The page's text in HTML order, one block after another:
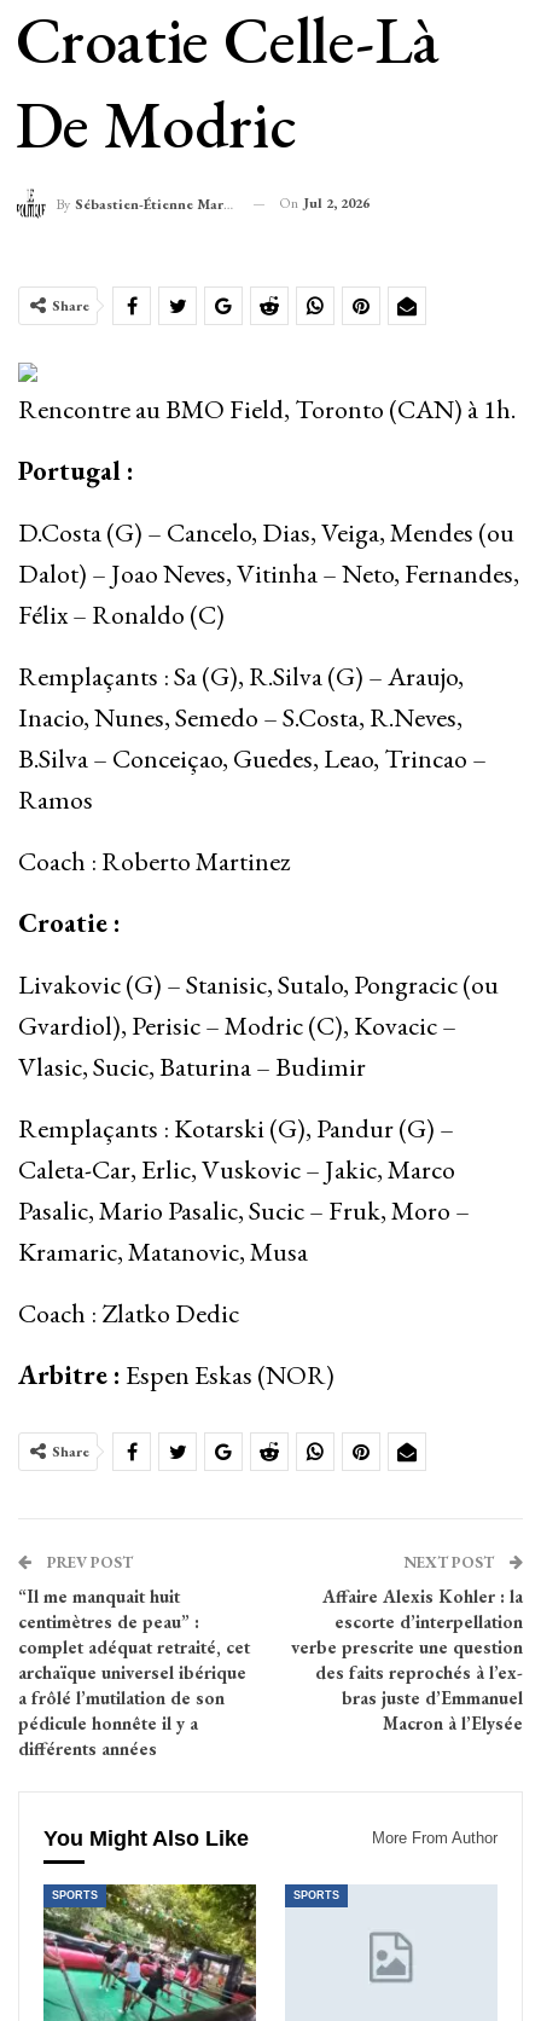
Croatie Celle-Là
De Modric
By Sébastien-Étienne Marechal On Jul 2, 2026
Share
Rencontre au BMO Field, Toronto (CAN) à 1h.
Portugal :
D.Costa (G) – Cancelo, Dias, Veiga, Mendes (ou
Dalot) – Joao Neves, Vitinha – Neto, Fernandes,
Félix – Ronaldo (C)
Remplaçants : Sa (G), R.Silva (G) – Araujo,
Inacio, Nunes, Semedo – S.Costa, R.Neves,
B.Silva – Conceiçao, Guedes, Leao, Trincao –
Ramos
Coach : Roberto Martinez
Croatie :
Livakovic (G) – Stanisic, Sutalo, Pongracic (ou
Gvardiol), Perisic – Modric (C), Kovacic –
Vlasic, Sucic, Baturina – Budimir
Remplaçants : Kotarski (G), Pandur (G) –
Caleta-Car, Erlic, Vuskovic – Jakic, Marco
Pasalic, Mario Pasalic, Sucic – Fruk, Moro –
Kramaric, Matanovic, Musa
Coach : Zlatko Dedic
Arbitre : Espen Eskas (NOR)
Share
PREV POST
“Il me manquait huit
centimètres de peau” :
complet adéquat retraité, cet
archaïque universel ibérique
a frôlé l’mutilation de son
pédicule honnête il y a
différents années
NEXT POST
Affaire Alexis Kohler : la
escorte d’interpellation
verbe prescrite une question
des faits reprochés à l’ex-
bras juste d’Emmanuel
Macron à l’Elysée
You Might Also Like More From Author
SPORTS SPORTS